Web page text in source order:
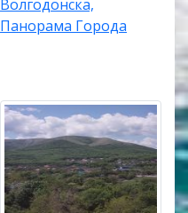
Волгодонска,
Панорама Города